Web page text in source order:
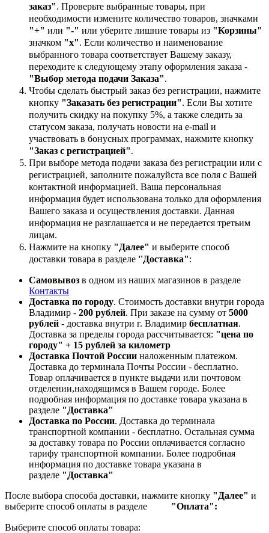
заказ". Проверьте выбранные товары, при
необходимости измените количество товаров, значками
"+" или "-" или уберите лишние товары из "Корзины"
значком "х". Если количество и наименование
выбранного товара соответствует Вашему заказу,
переходите к следующему этапу оформления заказа -
"Выбор метода подачи Заказа".
Чтобы сделать быстрый заказ без регистрации, нажмите
кнопку "Заказать без регистрации". Если Вы хотите
получить скидку на покупку 5%, а также следить за
статусом заказа, получать новости на e-mail и
участвовать в бонусных программах, нажмите кнопку
"Заказ с регистрацией".
При выборе метода подачи заказа без регистрации или с
регистрацией, заполните пожалуйста все поля с Вашей
контактной информацией. Ваша персональная
информация будет использована только для оформления
Вашего заказа и осуществления доставки. Данная
информация не разглашается и не передается третьим
лицам.
Нажмите на кнопку "Далее" и выберите способ
доставки товара в разделе ''Доставка":
Самовывоз в одном из наших магазинов в разделе
Контакты
Доставка по городу. Стоимость доставки внутри города
Владимир - 200 рублей. При заказе на сумму от 5000
рублей - доставка внутри г. Владимир бесплатная.
Доставка за пределы города рассчитывается: "цена по
городу" + 15 рублей за километр
Доставка Почтой России наложенным платежом.
Доставка до терминала Почты России - бесплатно.
Товар оплачивается в пункте выдачи или почтовом
отделении,находящимся в Вашем городе. Более
подробная информация по доставке товара указана в
разделе "Доставка"
Доставка по России. Доставка до терминала
транспортной компании - бесплатно. Остальная сумма
за доставку товара по России оплачивается согласно
тарифу транспортной компании. Более подробная
информация по доставке товара указана в
разделе "Доставка"
После выбора способа доставки, нажмите кнопку "Далее" и
выберите способ оплаты в разделе "Оплата":
Выберите способ оплаты товара: